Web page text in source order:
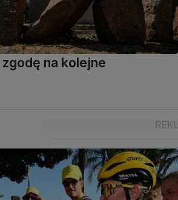
zgodę na kolejne